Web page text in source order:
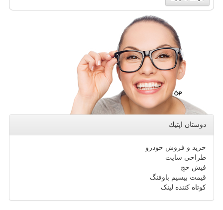
دوستان اپتیك
خرید و فروش خودرو
طراحی سایت
فیش حج
قیمت بیسیم باوفنگ
کوتاه کننده لینک